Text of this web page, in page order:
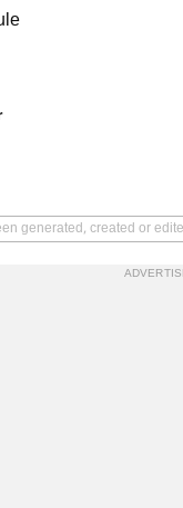
generated, created or